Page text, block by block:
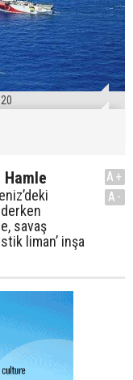
Hamle
savaş
liman’ inşa
A+
A-